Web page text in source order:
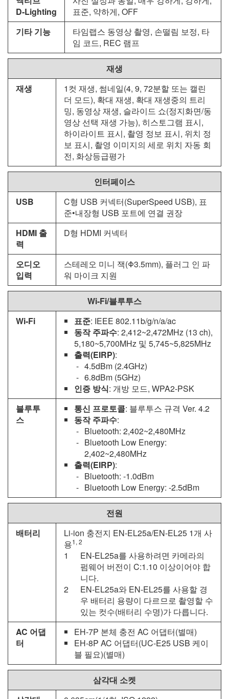
D‑Lighting
표준, 약하게, OFF
기타 기능
타임랩스 동영상 촬영, 손떨림 보정, 타
임 코드, REC 램프
재생
재생
1컷 재생, 썸네일(4, 9, 72분할 또는 캘린
더 모드), 확대 재생, 확대 재생중의 트리
밍, 동영상 재생, 슬라이드 쇼(정지화면/동
영상 선택 재생 가능), 히스토그램 표시,
하이라이트 표시, 촬영 정보 표시, 위치 정
보 표시, 촬영 이미지의 세로 위치 자동 회
전, 화상등급평가
인터페이스
USB
C형 USB 커넥터(SuperSpeed USB), 표
준•내장형 USB 포트에 연결 권장
HDMI 출
력
D형 HDMI 커넥터
오디오
입력
스테레오 미니 잭(Φ3.5mm), 플러그 인 파
워 마이크 지원
Wi‑Fi/블루투스
Wi‑Fi
표준: IEEE 802.11b/g/n/a/ac
동작 주파수: 2,412~2,472MHz (13 ch),
5,180~5,700MHz 및 5,745~5,825MHz
출력(EIRP):
4.5dBm (2.4GHz)
6.8dBm (5GHz)
인증 방식: 개방 모드, WPA2‑PSK
블루투
스
통신 프로토콜: 블루투스 규격 Ver. 4.2
동작 주파수:
Bluetooth: 2,402~2,480MHz
Bluetooth Low Energy:
2,402~2,480MHz
출력(EIRP):
Bluetooth: -1.0dBm
Bluetooth Low Energy: -2.5dBm
전원
배터리
Li-ion 충전지 EN-EL25a/EN-EL25 1개 사
용1, 2
EN-EL25a를 사용하려면 카메라의
펌웨어 버전이 C:1.10 이상이어야 합
니다.
EN-EL25a와 EN-EL25를 사용할 경
우 배터리 용량이 다르므로 촬영할 수
있는 컷수(배터리 수명)가 다릅니다.
AC 어댑
터
EH-7P 본체 충전 AC 어댑터(별매)
EH-8P AC 어댑터(UC-E25 USB 케이
블 필요)(별매)
삼각대 소켓